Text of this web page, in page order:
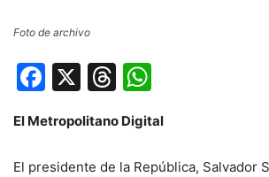
Foto de archivo
Facebook
X Threads
El Metropolitano Digital
El presidente de la República, Salvador